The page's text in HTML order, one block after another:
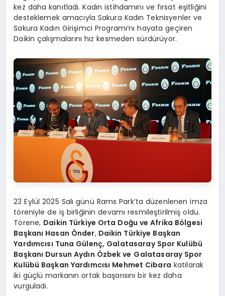
kez daha kanıtladı. Kadın istihdamını ve fırsat eşitliğini
desteklemek amacıyla Sakura Kadın Teknisyenler ve
Sakura Kadın Girişimci Programı’nı hayata geçiren
Daikin çalışmalarını hız kesmeden sürdürüyor.
23 Eylül 2025 Salı günü Rams Park’ta düzenlenen imza
töreniyle de iş birliğinin devamı resmileştirilmiş oldu.
Törene, Daikin Türkiye Orta Doğu ve Afrika Bölgesi
Başkanı Hasan Önder,Daikin Türkiye Başkan
Yardımcısı Tuna Gülenç, Galatasaray Spor Kulübü
Başkanı Dursun Aydın Özbek ve Galatasaray Spor
Kulübü Başkan Yardımcısı Mehmet Cibara katılarak
iki güçlü markanın ortak başarısını bir kez daha
vurguladı.